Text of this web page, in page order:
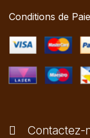
Conditions de
Contactez-